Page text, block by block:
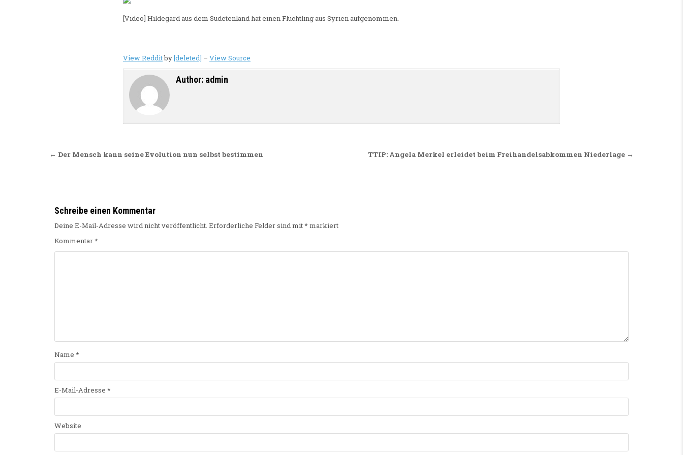
[Video] Hildegard aus dem Sudetenland hat einen Flüchtling aus Syrien aufgenommen.
View Redditby[deleted] – View Source
Author: admin
Beitragsnavigation TTIP: Angela Merkel erleidet beim Freihandelsabkommen Niederlage →
← Der Mensch kann seine Evolution nun selbst bestimmen
Schreibe einen Kommentar
Deine E-Mail-Adresse wird nicht veröffentlicht. Erforderliche Felder sind mit* markiert
Kommentar*
Name *
E-Mail-Adresse *
Website